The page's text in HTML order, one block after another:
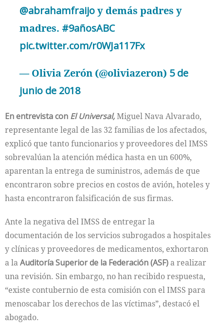
@abrahamfraijoy demás padres y
madres. #9añosABC
pic.twitter.com/r0WJa117Fx
— Olivia Zerón (@oliviazeron) 5 de
junio de 2018
En entrevista con El Universal,Miguel Nava Alvarado,
representante legal de las 32 familias de los afectados,
explicó que tanto funcionarios y proveedores del IMSS
sobrevalúan la atención médica hasta en un 600%,
aparentan la entrega de suministros, además de que
encontraron sobre precios en costos de avión, hoteles y
hasta encontraron falsificación de sus firmas.
Ante la negativa del IMSS de entregar la
documentación de los servicios subrogados a hospitales
y clínicas y proveedores de medicamentos, exhortaron
a laAuditoría Superior de la Federación (ASF) a realizar
una revisión. Sin embargo, no han recibido respuesta,
“existe contubernio de esta comisión con el IMSS para
menoscabar los derechos de las víctimas”, destacó el
abogado.